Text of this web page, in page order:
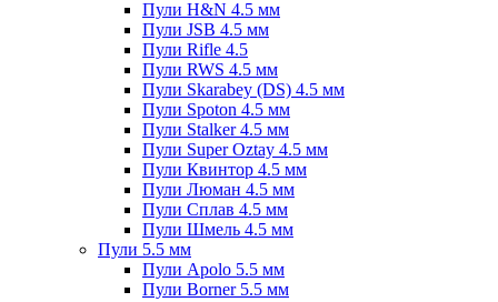
Пули H&N 4.5 мм
Пули JSB 4.5 мм
Пули Rifle 4.5
Пули RWS 4.5 мм
Пули Skarabey (DS) 4.5 мм
Пули Spoton 4.5 мм
Пули Stalker 4.5 мм
Пули Super Oztay 4.5 мм
Пули Квинтор 4.5 мм
Пули Люман 4.5 мм
Пули Сплав 4.5 мм
Пули Шмель 4.5 мм
Пули 5.5 мм
Пули Apolo 5.5 мм
Пули Borner 5.5 мм